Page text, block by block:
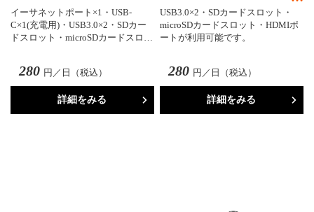
イーサネットポート×1・USB-
C×1(充電用)・USB3.0×2・SDカー
ドスロット・microSDカードスロ…
280 円／日（税込）
詳細をみる
USB3.0×2・SDカードスロット・
microSDカードスロット・HDMIポ
ートが利用可能です。
280 円／日（税込）
詳細をみる